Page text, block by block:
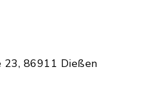
86911 Dießen